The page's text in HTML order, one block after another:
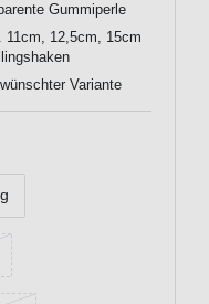
Gummiperle
11cm, 12,5cm, 15cm
Variante